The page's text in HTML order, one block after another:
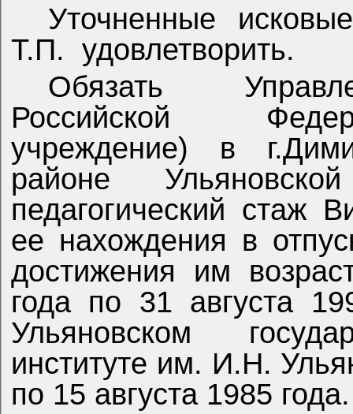
Уточненные
Т.П.
удовлетворить.
Обязать
Российской
учреждение) в
районе
педагогический стаж
ее нахождения в
достижения им
года по 31 августа
Ульяновском
институте им. И.Н.
по 15 августа 1985 года.